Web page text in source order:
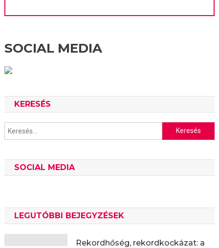
SOCIAL MEDIA
KERESÉS
Keresés:
SOCIAL MEDIA
LEGUTÓBBI BEJEGYZÉSEK
Rekordhőség, rekordkockázat: a